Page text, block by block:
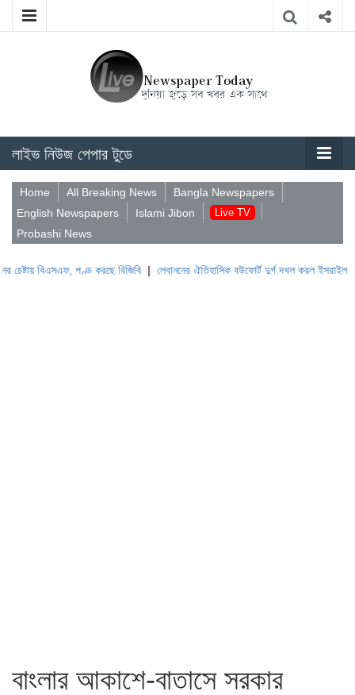
লাইভ নিউজ পেপার টুডে
Home All Breaking News
Bangla Newspapers
English Newspapers
Islami Jibon Live TV
Probashi News
পণ্ড করছে বিজিবি|লেবাননের ঐতিহাসিক বউফোর্ট দুর্গ দখল করল ইসরাইল|সুদানে
বাংলার আকাশে-বাতাসে সরকার